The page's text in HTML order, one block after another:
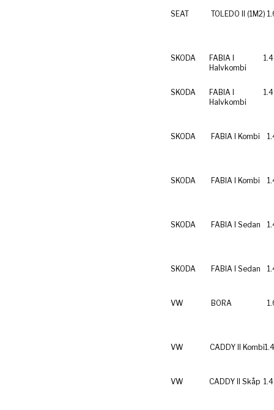
SEAT TOLEDO II (1M2)
SKODA
FABIA I
Halvkombi
SKODA
FABIA I
Halvkombi
SKODA FABIA I Kombi
SKODA FABIA I Kombi
SKODA FABIA I Sedan
SKODA FABIA I Sedan
VW BORA
VW CADDY II Kombi
VW CADDY II Skåp 1.4